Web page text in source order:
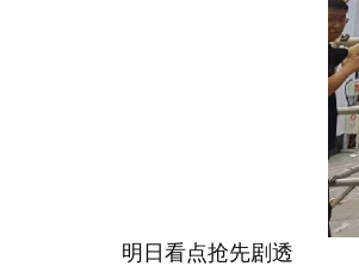
明日看点抢先剧透